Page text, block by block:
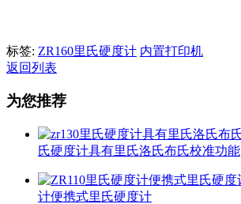
标签: ZR160里氏硬度计 内置打印机
返回列表
为您推荐
氏硬度计具有里氏洛氏布氏校准功能
计便携式里氏硬度计